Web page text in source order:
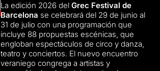
La edición 2026 delGrec Festival de
Barcelona se celebrará del 29 de junio al
31 de julio con una programación que
incluye 88 propuestas escénicas, que
engloban espectáculos de circo y danza,
teatro y conciertos. El nuevo encuentro
veraniego congrega a artistas y